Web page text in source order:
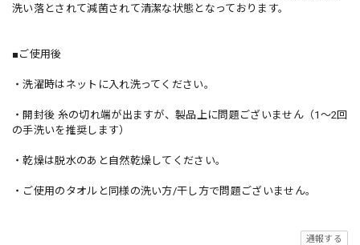
洗い落とされて減菌されて清潔な状態となっております。
■ご使用後
・洗濯時はネットに入れ洗ってください。
・開封後 糸の切れ端が出ますが、製品上に問題ございません（1～2回
の手洗いを推奨します）
・乾燥は脱水のあと自然乾燥してください。
・ご使用のタオルと同様の洗い方/干し方で問題ございません。
通報する